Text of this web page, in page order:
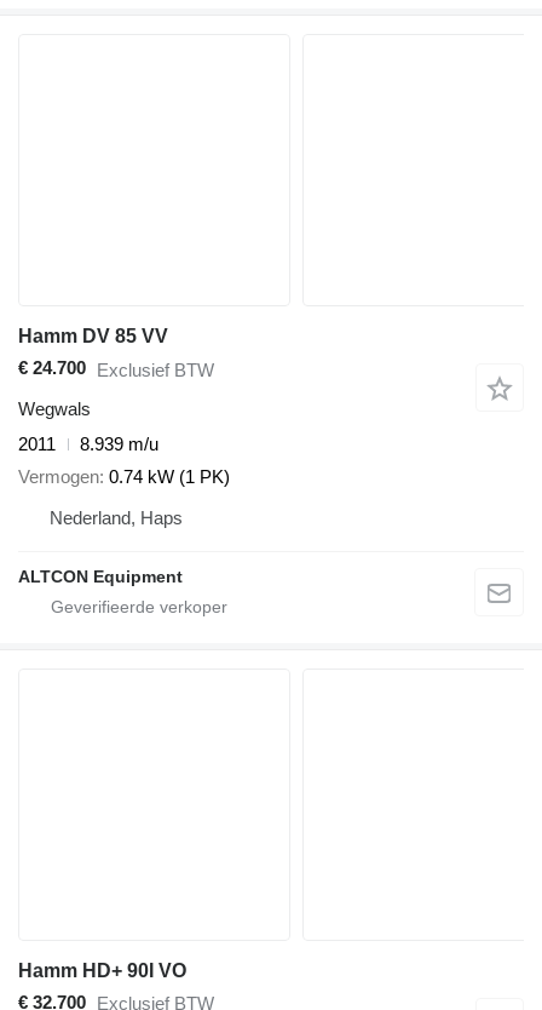
Hamm DV 85 VV
€ 24.700 Exclusief BTW
Wegwals
2011
8.939 m/u
Vermogen 0.74 kW (1 PK)
Nederland, Haps
ALTCON Equipment
Hamm HD+ 90I VO
€ 32.700 Exclusief BTW